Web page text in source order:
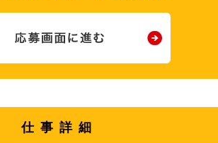
仕事詳細